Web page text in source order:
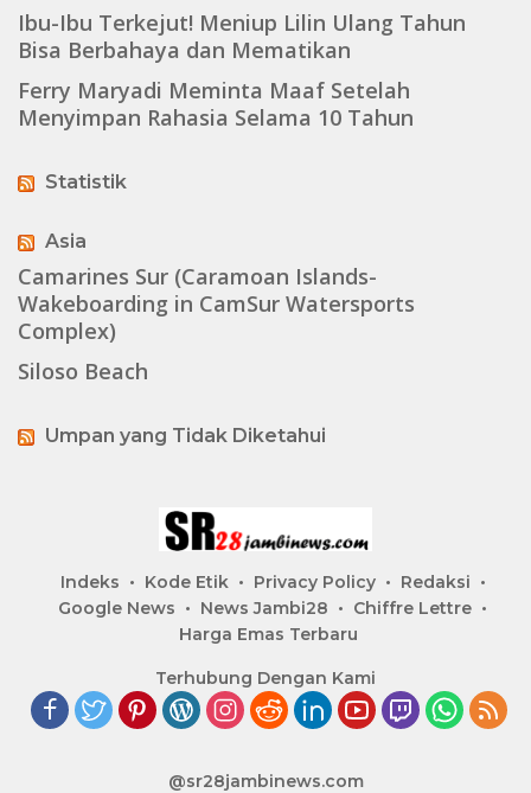
Ibu-Ibu Terkejut! Meniup Lilin Ulang Tahun
Bisa Berbahaya dan Mematikan
Ferry Maryadi Meminta Maaf Setelah
Menyimpan Rahasia Selama 10 Tahun
Statistik
Asia
Camarines Sur (Caramoan Islands-
Wakeboarding in CamSur Watersports
Complex)
Siloso Beach
Umpan yang Tidak Diketahui
Indeks Kode Etik Privacy Policy
Redaksi
Google News
News Jambi28
Chiffre Lettre
Harga Emas Terbaru
Terhubung Dengan Kami
@sr28jambinews.com